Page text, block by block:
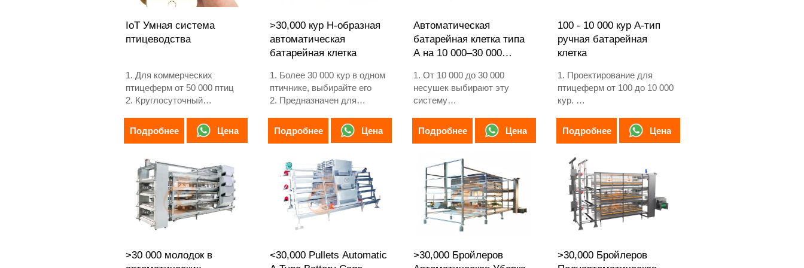
IoT Умная система
птицеводства
1. Для коммерческих
птицеферм от 50 000 птиц
2. Круглосуточный
среды
3. Улучшение конверсии
4. Увеличение яйценоскости
на 10%
5. Контакты / WhatsApp:
+8618830120193
Подробнее Цена
>30,000 кур H-образная
автоматическая
батарейная клетка
1. Более 30 000 кур в одном
птичнике, выбирайте его
2. Предназначен для
или 16 недель до взрослых
несушек
более 25 лет
4. Наша круглосуточная
онлайн-приёмная WhatsApp:
+8618830120193, +234
8111199996
Подробнее Цена
Автоматическая
батарейная клетка типа
A на 10 000–30 000
1. От 10 000 до 30 000
несушек выбирают эту
систему
начинают нести яйца с 16
недель
4. Наша круглосуточная
онлайн-приемная WhatsApp:
+8618830120193, +234
8111199996
Подробнее Цена
100 - 10 000 кур A-тип
ручная батарейная
клетка
1. Проектирование для
птицеферм от 100 до 10 000
кур.
несушек в течение 12 или 16
недель.
лет.
4. Круглосуточный онлайн-
прием WhatsApp:
+8618830120193, +234
8111199996
Подробнее Цена
>30 000 молодок в
<30,000 Pullets Automatic
>30,000 Бройлеров
>30,000 Бройлеров